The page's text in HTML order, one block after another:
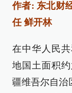
作者: 东北财
任 鲜开林
在中华人民
地国土面积
疆维吾尔自治